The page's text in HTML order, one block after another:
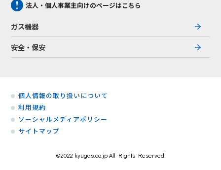
法人・個人事業主向けのページはこちら
ガス機器
安全・保安
個人情報の取り扱いについて
利用規約
ソーシャルメディアポリシー
サイトマップ
©2022 kyugas.co.jp All Rights Reserved.